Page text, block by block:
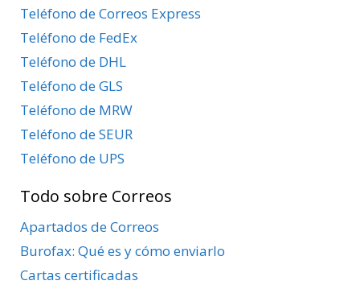
Teléfono de Correos Express
Teléfono de FedEx
Teléfono de DHL
Teléfono de GLS
Teléfono de MRW
Teléfono de SEUR
Teléfono de UPS
Todo sobre Correos
Apartados de Correos
Burofax: Qué es y cómo enviarlo
Cartas certificadas